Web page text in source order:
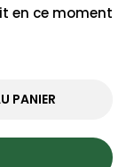
en ce moment
PANIER